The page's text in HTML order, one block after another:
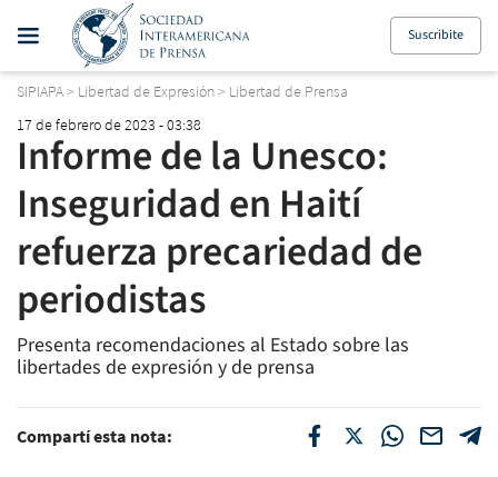
Suscribite
SIPIAPA> Libertad de Expresión> Libertad de Prensa
17 de febrero de 2023 - 03:38
Informe de la Unesco:
Inseguridad en Haití
refuerza precariedad de
periodistas
Presenta recomendaciones al Estado sobre las
libertades de expresión y de prensa
Compartí esta nota: